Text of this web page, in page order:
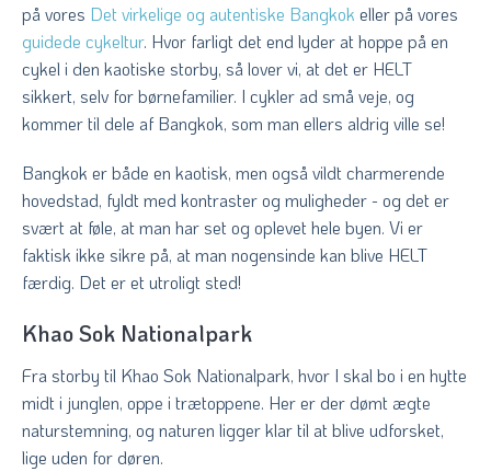
på vores Det virkelige og autentiske Bangkok eller på vores
guidede cykeltur. Hvor farligt det end lyder at hoppe på en
cykel i den kaotiske storby, så lover vi, at det er HELT
sikkert, selv for børnefamilier. I cykler ad små veje, og
kommer til dele af Bangkok, som man ellers aldrig ville se!
Bangkok er både en kaotisk, men også vildt charmerende
hovedstad, fyldt med kontraster og muligheder - og det er
svært at føle, at man har set og oplevet hele byen. Vi er
faktisk ikke sikre på, at man nogensinde kan blive HELT
færdig. Det er et utroligt sted!
Khao Sok Nationalpark
Fra storby til Khao Sok Nationalpark, hvor I skal bo i en hytte
midt i junglen, oppe i trætoppene. Her er der dømt ægte
naturstemning, og naturen ligger klar til at blive udforsket,
lige uden for døren.